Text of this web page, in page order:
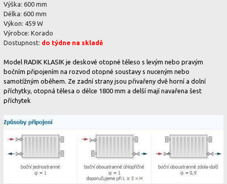
Výška: 600 mm
Délka: 600 mm
Výkon: 459 W
Výrobce: Korado
Dostupnost: do týdne na skladě
Model RADIK KLASIK je deskové otopné těleso s levým nebo pravým
bočním připojením na rozvod otopné soustavy s nuceným nebo
samotížným oběhem. Ze zadní strany jsou přivařeny dvě horní a dolní
příchytky, otopná tělesa o délce 1800 mm a delší mají navařena šest
příchytek